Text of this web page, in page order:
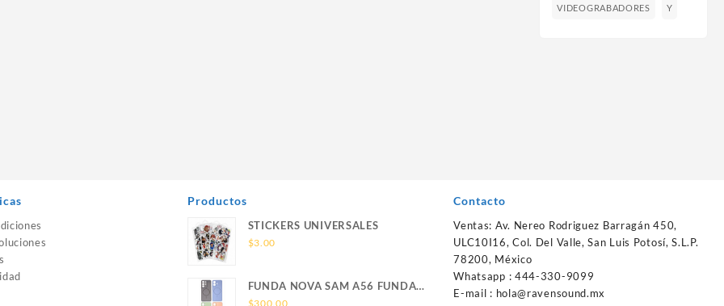
VIDEOGRABADORES Y
Productos
STICKERS UNIVERSALES
$3.00
FUNDA NOVA SAM A56 FUNDA
SILICONA SIN SOPORTE
$300.00
Contacto
Ventas: Av. Nereo Rodriguez Barragán 450,
ULC10I16, Col. Del Valle, San Luis Potosí, S.L.P.
78200, México
Whatsapp : 444-330-9099
E-mail : hola@ravensound.mx